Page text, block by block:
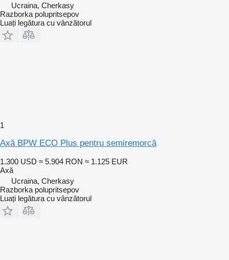
Ucraina, Cherkasy
Razborka polupritsepov
Luați legătura cu vânzătorul
1
Axă BPW ECO Plus pentru semiremorcă
1.300 USD ≈ 5.904 RON ≈ 1.125 EUR
Axă
Ucraina, Cherkasy
Razborka polupritsepov
Luați legătura cu vânzătorul